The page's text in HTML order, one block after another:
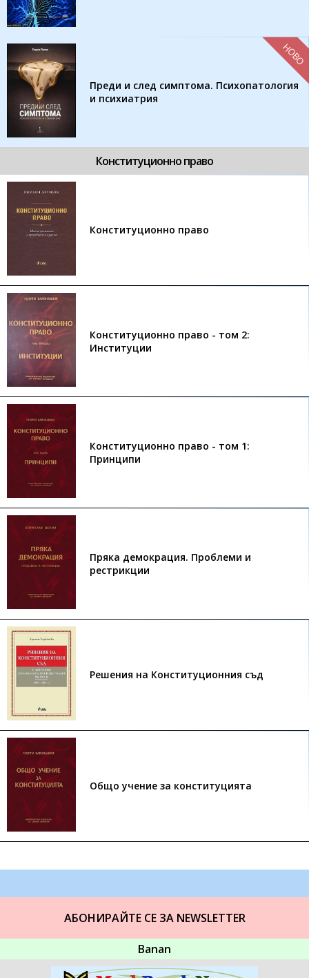
Преди и след симптома. Психопатология
и психиатрия
НОВО
Конституционно право
Конституционно право
Конституционно право - том 2:
Институции
Конституционно право - том 1:
Принципи
Пряка демокрация. Проблеми и
рестрикции
Решения на Конституционния съд
Общо учение за конституцията
АБОНИРАЙТЕ СЕ ЗА NEWSLETTER
Banan